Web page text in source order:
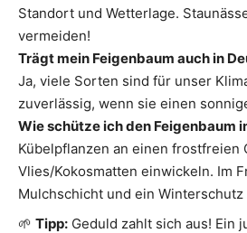
Standort und Wetterlage.
vermeiden!
Trägt mein Feigenbaum auch in
Ja, viele Sorten sind für unser
zuverlässig, wenn sie einen
Wie schütze ich den Feigenbaum
Kübelpflanzen an einen frostfreien
Vlies/Kokosmatten einwickeln. Im
Mulchschicht und ein Winterschutz
🌱 Tipp: Geduld zahlt sich aus! Ein